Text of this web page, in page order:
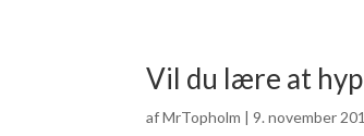
Vil du lære at
afMrTopholm |9. november